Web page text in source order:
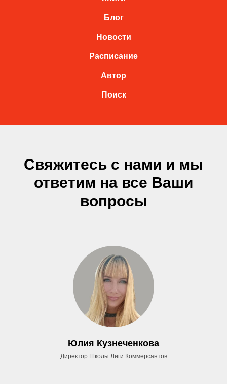
Блог
Новости
Расписание
Автор
Поиск
Свяжитесь с нами и мы
ответим на все Ваши
вопросы
Юлия Кузнеченкова
Директор Школы Лиги Коммерсантов